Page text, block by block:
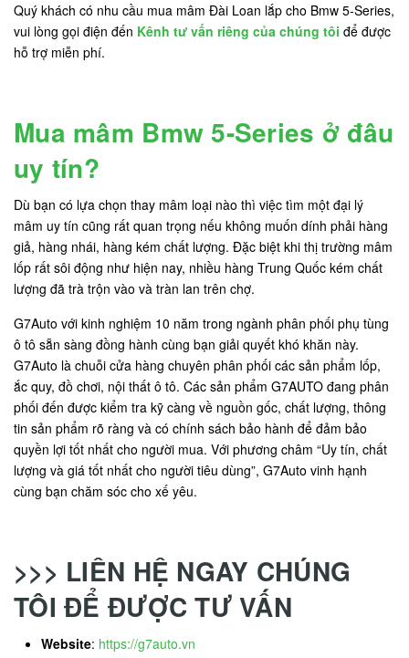
Quý khách có nhu cầu mua mâm Đài Loan lắp cho Bmw 5-Series,
vui lòng gọi điện đến Kênh tư vấn riêng của chúng tôi để được
hỗ trợ miễn phí.
Mua mâm Bmw 5-Series ở đâu
uy tín?
Dù bạn có lựa chọn thay mâm loại nào thì việc tìm một đại lý
mâm uy tín cũng rất quan trọng nếu không muốn dính phải hàng
giả, hàng nhái, hàng kém chất lượng. Đặc biệt khi thị trường mâm
lốp rất sôi động như hiện nay, nhiều hàng Trung Quốc kém chất
lượng đã trà trộn vào và tràn lan trên chợ.
G7Auto với kinh nghiệm 10 năm trong ngành phân phối phụ tùng
ô tô sẵn sàng đồng hành cùng bạn giải quyết khó khăn này.
G7Auto là chuỗi cửa hàng chuyên phân phối các sản phẩm lốp,
ắc quy, đồ chơi, nội thất ô tô. Các sản phẩm G7AUTO đang phân
phối đến được kiểm tra kỹ càng về nguồn gốc, chất lượng, thông
tin sản phẩm rõ ràng và có chính sách bảo hành để đảm bảo
quyền lợi tốt nhất cho người mua. Với phương châm “Uy tín, chất
lượng và giá tốt nhất cho người tiêu dùng”, G7Auto vinh hạnh
cùng bạn chăm sóc cho xế yêu.
>>> LIÊN HỆ NGAY CHÚNG
TÔI ĐỂ ĐƯỢC TƯ VẤN
Website: https://g7auto.vn